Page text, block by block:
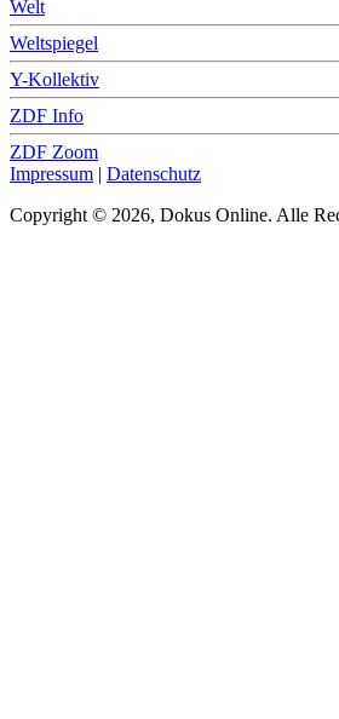
Welt
Weltspiegel
Y-Kollektiv
ZDF Info
ZDF Zoom
Impressum | Datenschutz
Copyright © 2026, Dokus Online. Alle